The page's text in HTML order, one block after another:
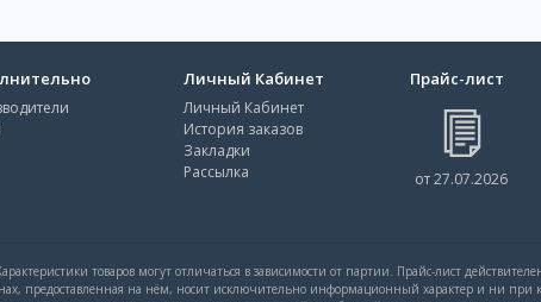
Личный Кабинет
Личный Кабинет
История заказов
Закладки
Рассылка
Прайс-лист
от 27.07.2026
товаров могут отличаться в зависимости от партии. Прайс-лист
предоставленная на нём, носит исключительно информационный характер и ни при